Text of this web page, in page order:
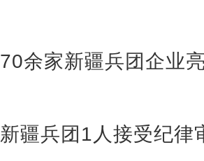
70余家新疆兵团企业
新疆兵团1人接受纪律